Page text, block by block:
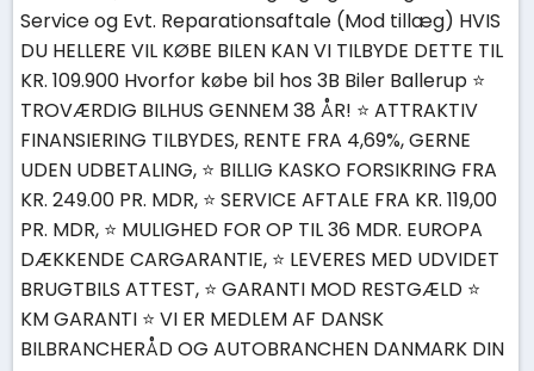
Service og Evt. Reparationsaftale (Mod tillæg) HVIS
DU HELLERE VIL KØBE BILEN KAN VI TILBYDE DETTE TIL
KR. 109.900 Hvorfor købe bil hos 3B Biler Ballerup ⭐
TROVÆRDIG BILHUS GENNEM 38 ÅR! ⭐ ATTRAKTIV
FINANSIERING TILBYDES, RENTE FRA 4,69%, GERNE
UDEN UDBETALING, ⭐ BILLIG KASKO FORSIKRING FRA
KR. 249.00 PR. MDR, ⭐ SERVICE AFTALE FRA KR. 119,00
PR. MDR, ⭐ MULIGHED FOR OP TIL 36 MDR. EUROPA
DÆKKENDE CARGARANTIE, ⭐ LEVERES MED UDVIDET
BRUGTBILS ATTEST, ⭐ GARANTI MOD RESTGÆLD ⭐
KM GARANTI ⭐ VI ER MEDLEM AF DANSK
BILBRANCHERÅD OG AUTOBRANCHEN DANMARK DIN